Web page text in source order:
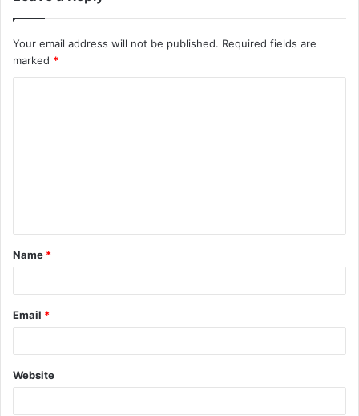
Your email address will not be published. Required fields are
marked *
Name *
Email *
Website